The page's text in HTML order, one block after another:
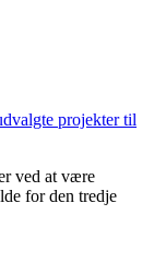
projekter til
ved at være
for den tredje